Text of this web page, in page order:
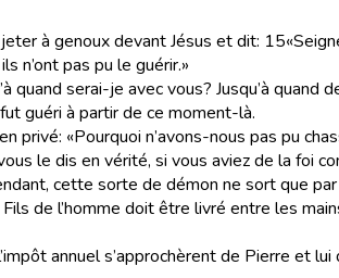
à genoux devant Jésus et dit: 15
n’ont pas pu le guérir.»
quand serai-je avec vous? Jusqu’à
guéri à partir de ce moment-là.
privé: «Pourquoi n’avons-nous pas pu
le dis en vérité, si vous aviez de la foi
cette sorte de démon ne sort que
de l’homme doit être livré entre les
annuel s’approchèrent de Pierre et